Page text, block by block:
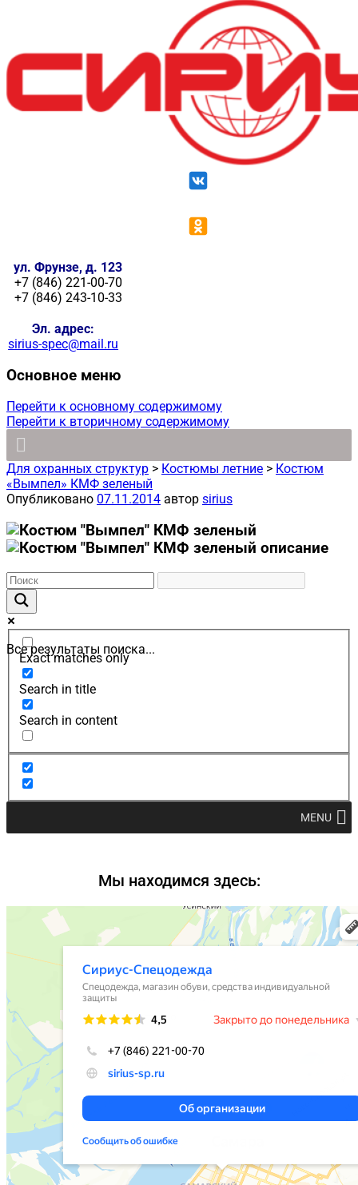
ул. Фрунзе, д. 123
+7 (846) 221-00-70
+7 (846) 243-10-33
Эл. адрес:
sirius-spec@mail.ru
Основное меню
Перейти к основному содержимому
Перейти к вторичному содержимому
Для охранных структур > Костюмы летние > Костюм
«Вымпел» КМФ зеленый
Опубликовано 07.11.2014 автор sirius
Все результаты поиска...
Exact matches only
Search in title
Search in content
MENU
Мы находимся здесь: